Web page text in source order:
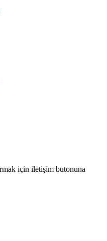
için iletişim butonuna